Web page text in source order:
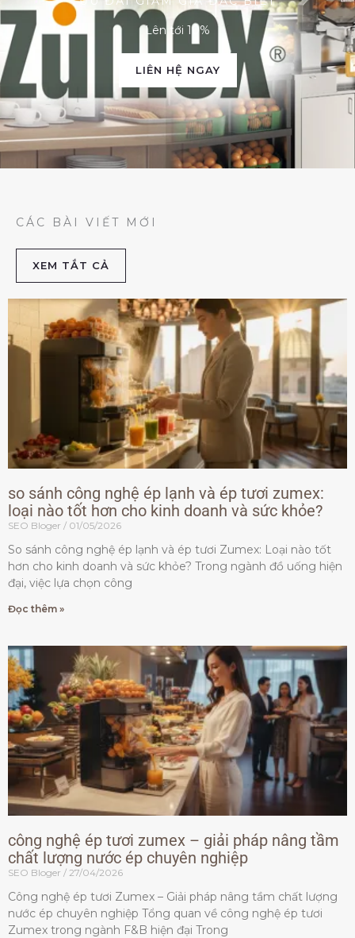
Lên tới 10%
LIÊN HỆ NGAY
CÁC BÀI VIẾT MỚI
XEM TẮT CẢ
so sánh công nghệ ép lạnh và ép tươi zumex:
loại nào tốt hơn cho kinh doanh và sức khỏe?
SEO Bloger 01/05/2026
So sánh công nghệ ép lạnh và ép tươi Zumex: Loại nào tốt
hơn cho kinh doanh và sức khỏe? Trong ngành đồ uống hiện
đại, việc lựa chọn công
Đọc thêm »
công nghệ ép tươi zumex – giải pháp nâng tầm
chất lượng nước ép chuyên nghiệp
SEO Bloger 27/04/2026
Công nghệ ép tươi Zumex – Giải pháp nâng tầm chất lượng
nước ép chuyên nghiệp Tổng quan về công nghệ ép tươi
Zumex trong ngành F&B hiện đại Trong